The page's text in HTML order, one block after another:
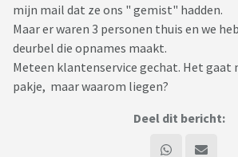
mijn mail dat ze ons " gemist" hadden.
Maar er waren 3 personen thuis en we
deurbel die opnames maakt.
Meteen klantenservice gechat. Het gaat
pakje, maar waarom liegen?
Deel dit bericht: